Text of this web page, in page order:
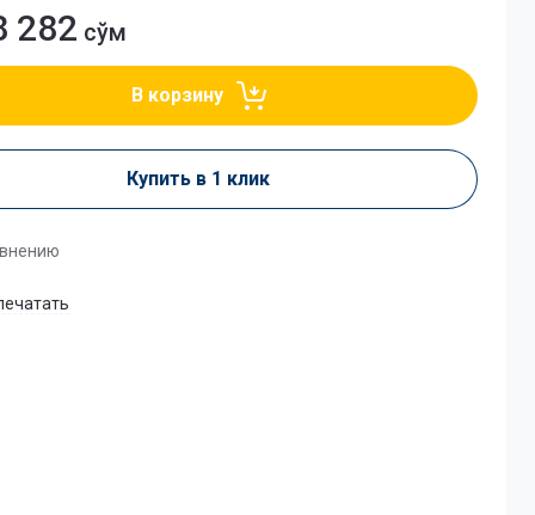
282 сўм
В корзину
Купить в 1 клик